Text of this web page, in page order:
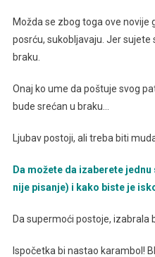
Možda se zbog toga ove novije
posrću, sukobljavaju. Jer
braku.
Onaj ko ume da poštuje svog
bude srećan u braku…
Ljubav postoji, ali treba biti
Da možete da izaberete
nije pisanje) i kako biste je
Da supermoći postoje, izabrala
Ispočetka bi nastao karambol!